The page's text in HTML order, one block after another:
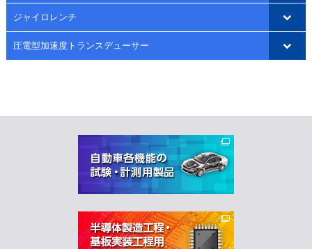
ジャイロレンチ
圧電型加速度トランスデューサー